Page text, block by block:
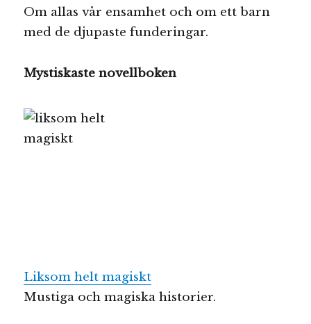
Om allas vår ensamhet och om ett barn
med de djupaste funderingar.
Mystiskaste novellboken
Liksom helt magiskt
Mustiga och magiska historier.